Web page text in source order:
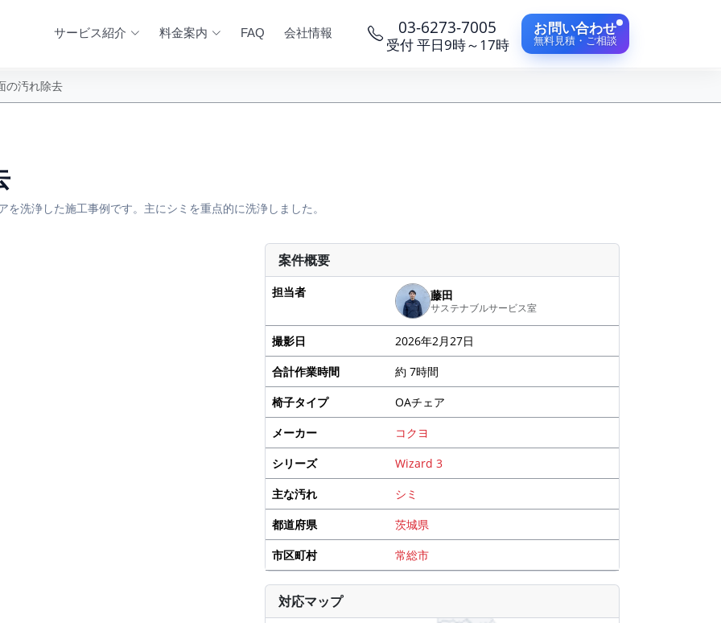
サービス紹介 料金案内 FAQ 会社情報 03-6273-7005
受付 平日9時～17時
お問い合わせ
無料見積・ご相談
の汚れ除去
洗浄した施工事例です。主にシミを重点的に洗浄しました。
案件概要
担当者 藤田
サステナブルサービス室
撮影日
2026年2月27日
合計作業時間
約 7時間
椅子タイプ
OAチェア
メーカー
コクヨ
シリーズ
Wizard 3
主な汚れ
シミ
都道府県
茨城県
市区町村
常総市
対応マップ